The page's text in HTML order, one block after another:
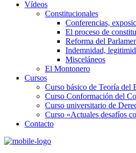
Vídeos
Constitucionales
Conferencias,
El proceso de
Reforma del
Indemnidad,
Misceláneos
El Montonero
Cursos
Curso básico de Teoría del
Curso Conformación del
Curso universitario de
Curso «Actuales desafíos
Contacto